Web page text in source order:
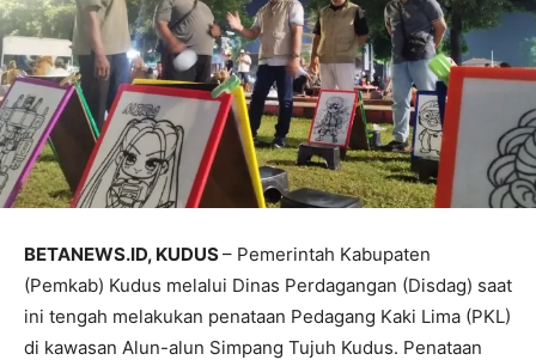
BETANEWS.ID, KUDUS– Pemerintah Kabupaten
(Pemkab) Kudus melalui Dinas Perdagangan (Disdag) saat
ini tengah melakukan penataan Pedagang Kaki Lima (PKL)
di kawasan Alun-alun Simpang Tujuh Kudus. Penataan